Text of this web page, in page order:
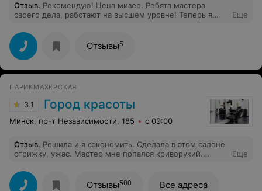
Отзыв. Рекомендую! Цена мизер. Ребята мастера
своего дела, работают на высшем уровне! Теперь я
Еще
Отзывы5
ПАРИКМАХЕРСКАЯ
3.1 Город красоты
Минск, пр-т Независимости, 185 с 09:00
Отзыв. Решила и я сэкономить. Сделала в этом салоне
стрижку, ужас. Мастер мне попался криворукий.
лотерея, может и есть там профессионалы, но что-то
я сомневаюсь. Посмотрев на себя в зеркало даже сил
Еще
Отзывы500 Все адреса